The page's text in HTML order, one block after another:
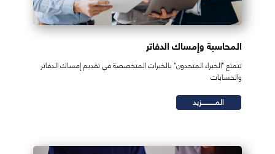
المحاسبة وإمساك الدفاتر
تتمتع "الخبراء المتحدون" بالخبرات المتخصصة في تقديم إمساك الدفاتر
والحسابات
المـــــــــــزيد